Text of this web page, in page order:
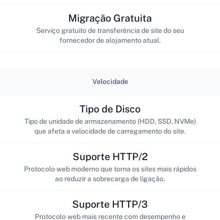
Migração Gratuita
Serviço gratuito de transferência de site do seu
fornecedor de alojamento atual.
Velocidade
Tipo de Disco
Tipo de unidade de armazenamento (HDD, SSD, NVMe)
que afeta a velocidade de carregamento do site.
Suporte HTTP/2
Protocolo web moderno que torna os sites mais rápidos
ao reduzir a sobrecarga de ligação.
Suporte HTTP/3
Protocolo web mais recente com desempenho e